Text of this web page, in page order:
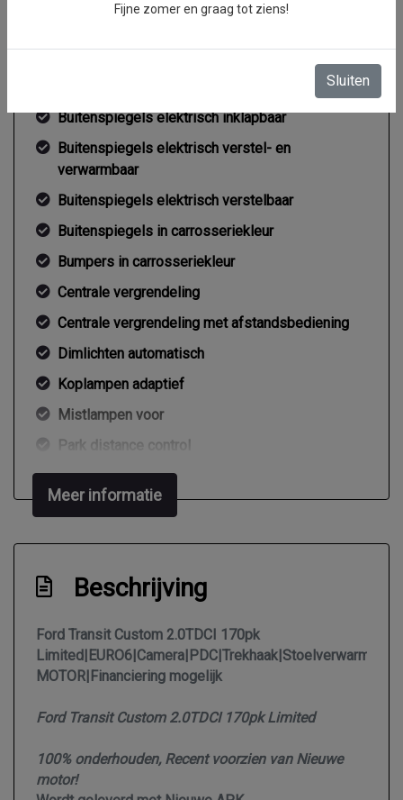
Exterieur
Buitenspiegels elektrisch inklapbaar
Buitenspiegels elektrisch verstel- en
verwarmbaar
Buitenspiegels elektrisch verstelbaar
Buitenspiegels in carrosseriekleur
Bumpers in carrosseriekleur
Centrale vergrendeling
Centrale vergrendeling met afstandsbediening
Dimlichten automatisch
Koplampen adaptief
Mistlampen voor
Park distance control
Parkeersensor voor en achter
Sportvelgen
Zijschuifdeur links
Zijschuifdeur rechts
Interieur
Airco
Armsteun voor
Meer informatie
Beschrijving
Ford Transit Custom 2.0TDCI 170pk
MOTOR|Financiering mogelijk
Ford Transit Custom 2.0TDCI 170pk Limited
100% onderhouden, Recent voorzien van Nieuwe
motor!
Fijne zomer en graag tot ziens!
Sluiten